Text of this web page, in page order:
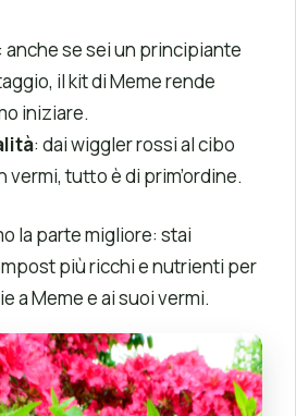
: anche se sei un principiante
il kit di Meme rende
iniziare.
: dai wiggler rossi al cibo
vermi, tutto è di prim’ordine.
la parte migliore: stai
più ricchi e nutrienti per
a Meme e ai suoi vermi.